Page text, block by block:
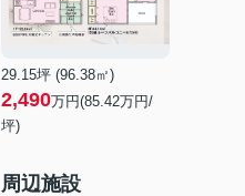
29.15坪 (96.38㎡)
2,490万円(85.42万円/
坪)
周辺施設